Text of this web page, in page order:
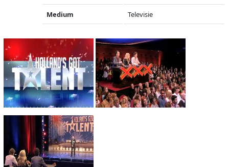
Medium Televisie